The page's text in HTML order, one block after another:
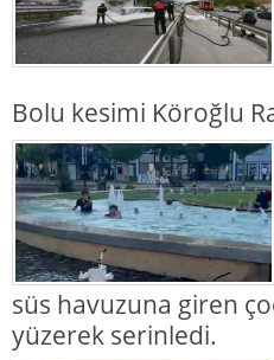
Bolu kesimi Köroğlu
süs havuzuna giren
yüzerek serinledi.